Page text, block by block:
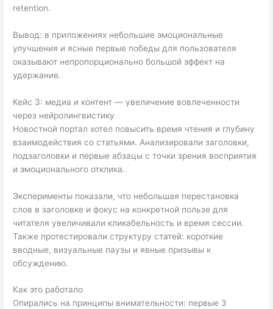
retention.
Вывод: в приложениях небольшие эмоциональные
улучшения и ясные первые победы для пользователя
оказывают непропорционально большой эффект на
удержание.
Кейс 3: медиа и контент — увеличение вовлеченности
через нейролингвистику
Новостной портал хотел повысить время чтения и глубину
взаимодействия со статьями. Анализировали заголовки,
подзаголовки и первые абзацы с точки зрения восприятия
и эмоционального отклика.
Эксперименты показали, что небольшая перестановка
слов в заголовке и фокус на конкретной пользе для
читателя увеличивали кликабельность и время сессии.
Также протестировали структуру статей: короткие
вводные, визуальные паузы и явные призывы к
обсуждению.
Как это работало
Опирались на принципы внимательности: первые 3